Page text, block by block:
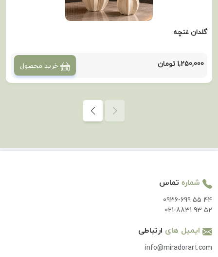
گلدان غنچه
1,250,000 تومان خرید محصول
شماره تماس
0936-699 55 44
021-8831 93 52
ایمیل های ارتباطی
info@miradorart.com